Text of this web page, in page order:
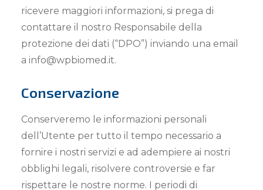
ricevere maggiori informazioni, si prega di
contattare il nostro Responsabile della
protezione dei dati (“DPO”) inviando una email
a info@wpbiomed.it.
Conservazione
Conserveremo le informazioni personali
dell’Utente per tutto il tempo necessario a
fornire i nostri servizi e ad adempiere ai nostri
obblighi legali, risolvere controversie e far
rispettare le nostre norme. I periodi di